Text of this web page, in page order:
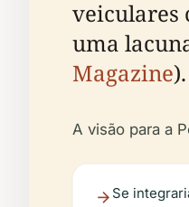
veiculares
uma
Magazine).
A visão para a
Se